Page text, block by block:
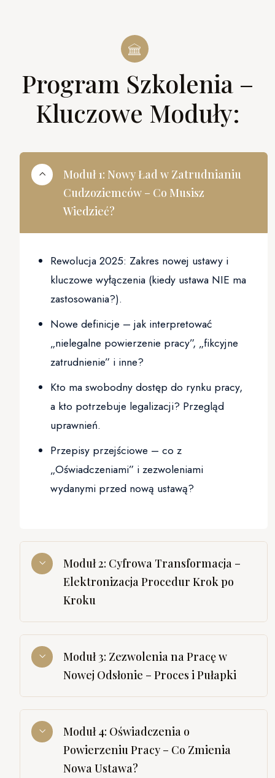
Program Szkolenia –
Kluczowe Moduły:
Moduł 1: Nowy Ład w Zatrudnianiu
Cudzoziemców – Co Musisz
Wiedzieć?
Rewolucja 2025: Zakres nowej ustawy i
kluczowe wyłączenia (kiedy ustawa NIE ma
zastosowania?).
Nowe definicje – jak interpretować
„nielegalne powierzenie pracy”, „fikcyjne
zatrudnienie” i inne?
Kto ma swobodny dostęp do rynku pracy,
a kto potrzebuje legalizacji? Przegląd
uprawnień.
Przepisy przejściowe – co z
„Oświadczeniami” i zezwoleniami
wydanymi przed nową ustawą?
Moduł 2: Cyfrowa Transformacja –
Elektronizacja Procedur Krok po
Kroku
Moduł 3: Zezwolenia na Pracę w
Nowej Odsłonie – Proces i Pułapki
Moduł 4: Oświadczenia o
Powierzeniu Pracy – Co Zmienia
Nowa Ustawa?